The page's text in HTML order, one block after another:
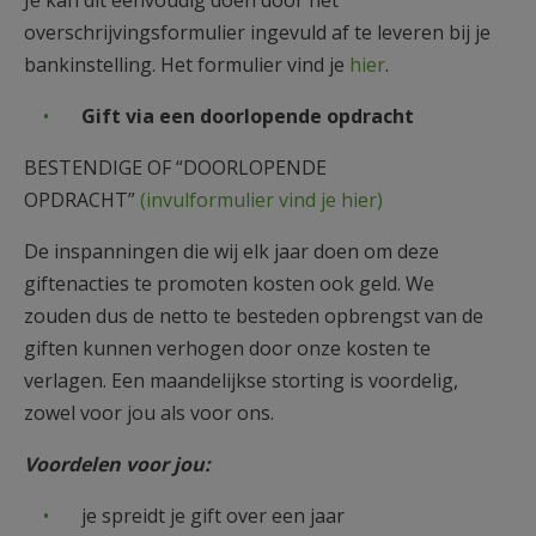
overschrijvingsformulier ingevuld af te leveren bij je
bankinstelling. Het formulier vind je hier.
Gift via een doorlopende opdracht
BESTENDIGE OF “DOORLOPENDE
OPDRACHT”(invulformulier vind je hier)
De inspanningen die wij elk jaar doen om deze
giftenacties te promoten kosten ook geld. We
zouden dus de netto te besteden opbrengst van de
giften kunnen verhogen door onze kosten te
verlagen. Een maandelijkse storting is voordelig,
zowel voor jou als voor ons.
Voordelen voor jou:
je spreidt je gift over een jaar